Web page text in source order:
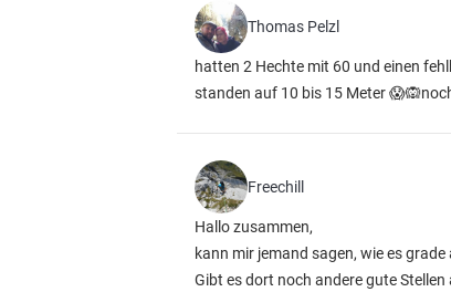
Thomas Pelzl
hatten 2 Hechte mit 60 und einen
standen auf 10 bis 15 Meter
Freechill
Hallo zusammen,
kann mir jemand sagen, wie es
Gibt es dort noch andere gute